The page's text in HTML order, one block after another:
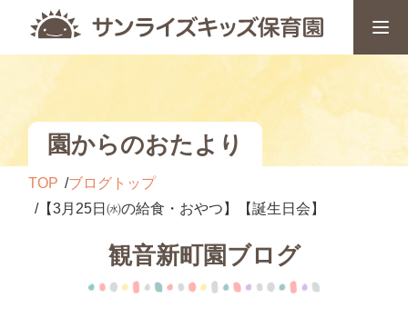
園からのおたより
TOP
ブログトップ
【3月25日㈬の給食・おやつ】【誕生日会】
観音新町園ブログ